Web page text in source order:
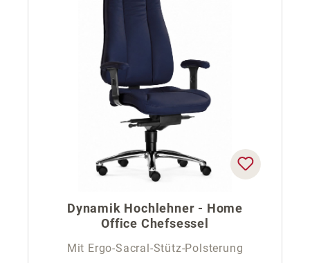
Dynamik Hochlehner - Home
Office Chefsessel
Mit Ergo-Sacral-Stütz-Polsterung